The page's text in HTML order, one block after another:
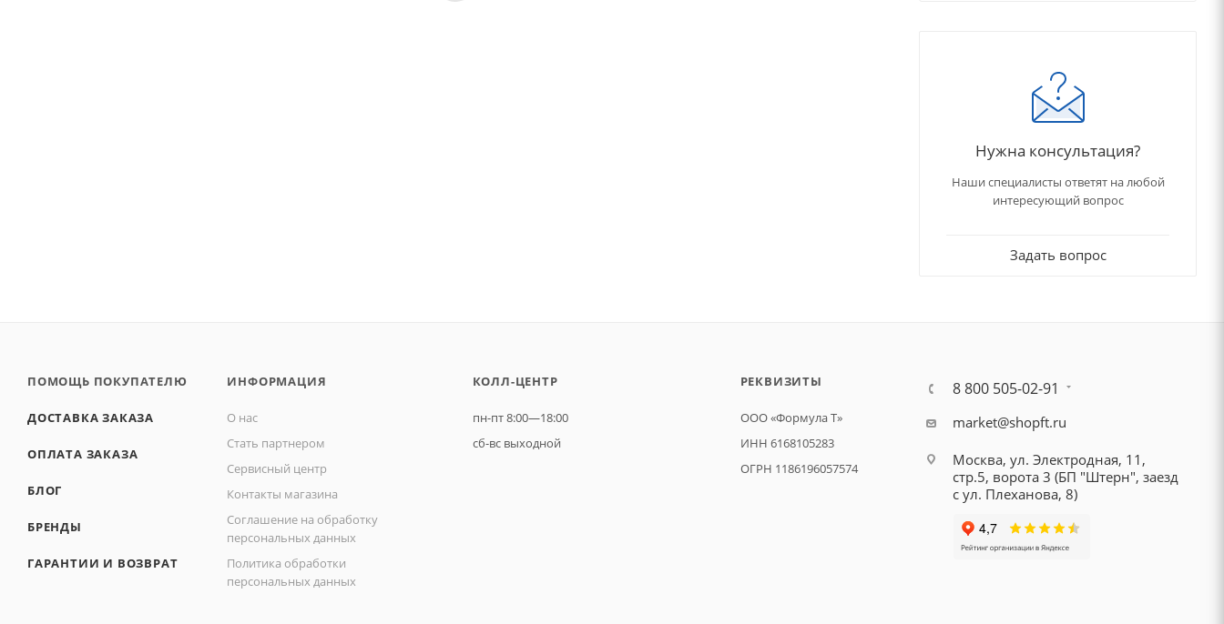
Нужна консультация?
Наши специалисты ответят на любой
интересующий вопрос
Задать вопрос
ПОМОЩЬ ПОКУПАТЕЛЮ
ДОСТАВКА ЗАКАЗА
ОПЛАТА ЗАКАЗА
БЛОГ
БРЕНДЫ
ГАРАНТИИ И ВОЗВРАТ
ИНФОРМАЦИЯ
О нас
Стать партнером
Сервисный центр
Контакты магазина
Соглашение на обработку
персональных данных
Политика обработки
персональных данных
КОЛЛ-ЦЕНТР
пн-пт 8:00—18:00
сб-вс выходной
РЕКВИЗИТЫ
ООО «Формула Т»
ИНН 6168105283
ОГРН 1186196057574
8 800 505-02-91
market@shopft.ru
Москва, ул. Электродная, 11,
стр.5, ворота 3 (БП "Штерн", заезд
с ул. Плеханова, 8)